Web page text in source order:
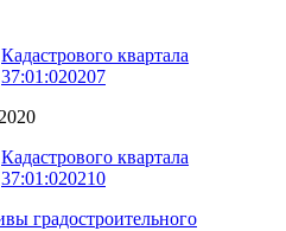
Кадастрового квартала
37:01:020207
Кадастрового квартала
37:01:020210
градостроительного